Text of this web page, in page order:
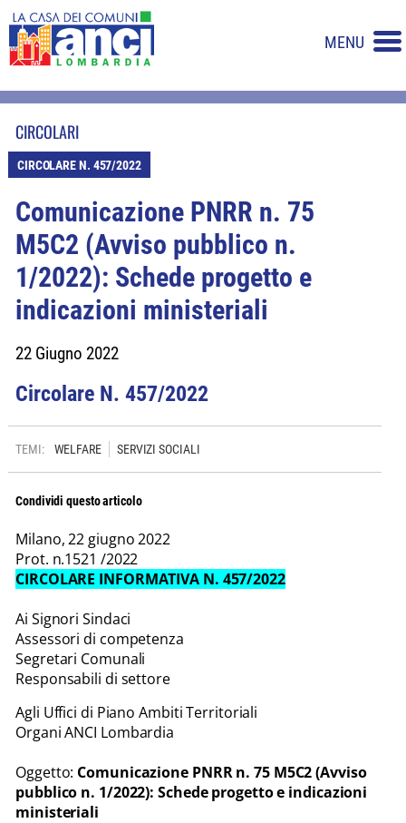
MENU
CIRCOLARI
CIRCOLARE N. 457/2022
Comunicazione PNRR n. 75
M5C2 (Avviso pubblico n.
1/2022): Schede progetto e
indicazioni ministeriali
22 Giugno 2022
Circolare N. 457/2022
TEMI: WELFARE SERVIZI SOCIALI
Condividi questo articolo
Milano, 22 giugno 2022
Prot. n.1521 /2022
CIRCOLARE INFORMATIVA N. 457/2022
Ai Signori Sindaci
Assessori di competenza
Segretari Comunali
Responsabili di settore
Agli Uffici di Piano Ambiti Territoriali
Organi ANCI Lombardia
Oggetto: Comunicazione PNRR n. 75 M5C2 (Avviso
pubblico n. 1/2022): Schede progetto e indicazioni
ministeriali